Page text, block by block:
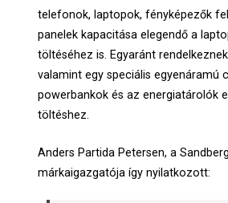
telefonok, laptopok, fényképezők
panelek kapacitása elegendő a
töltéséhez is. Egyaránt rendelkeznek
valamint egy speciális egyenáramú
powerbankok és az energiatárolók
töltéshez.
Anders Partida Petersen, a
márkaigazgatója így nyilatkozott: